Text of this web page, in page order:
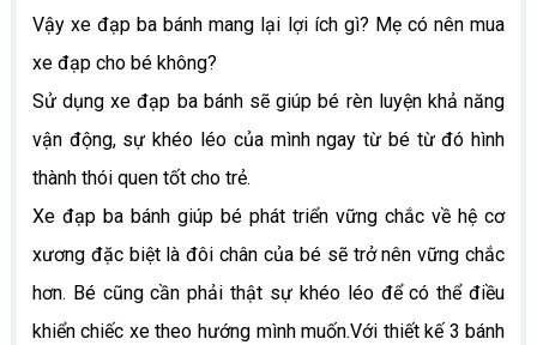
Vậy xe đạp ba bánh mang lại lợi ích gì? Mẹ có nên mua
xe đạp cho bé không?
Sử dụng xe đạp ba bánh sẽ giúp bé rèn luyện khả năng
vận động, sự khéo léo của mình ngay từ bé từ đó hình
thành thói quen tốt cho trẻ.
Xe đạp ba bánh giúp bé phát triển vững chắc về hệ cơ
xương đặc biệt là đôi chân của bé sẽ trở nên vững chắc
hơn. Bé cũng cần phải thật sự khéo léo để có thể điều
khiển chiếc xe theo hướng mình muốn.Với thiết kế 3 bánh